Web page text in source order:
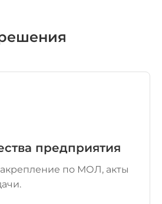
предприятия
по МОЛ, акты